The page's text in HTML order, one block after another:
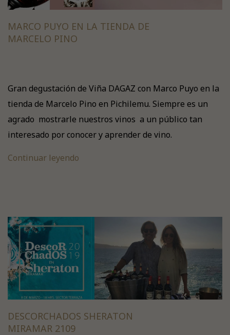
MARCO PUYO EN LA TIENDA DE
MARCELO PINO
Gran degustación de Viña DAGAZ con Marco Puyo en la
tienda de Marcelo Pino en Pichilemu. Siempre es un
agrado mostrarle nuestros vinos a un público tan
interesado por conocer y aprender de vino.
Continuar leyendo
DESCORCHADOS SHERATON
MIRAMAR 2109